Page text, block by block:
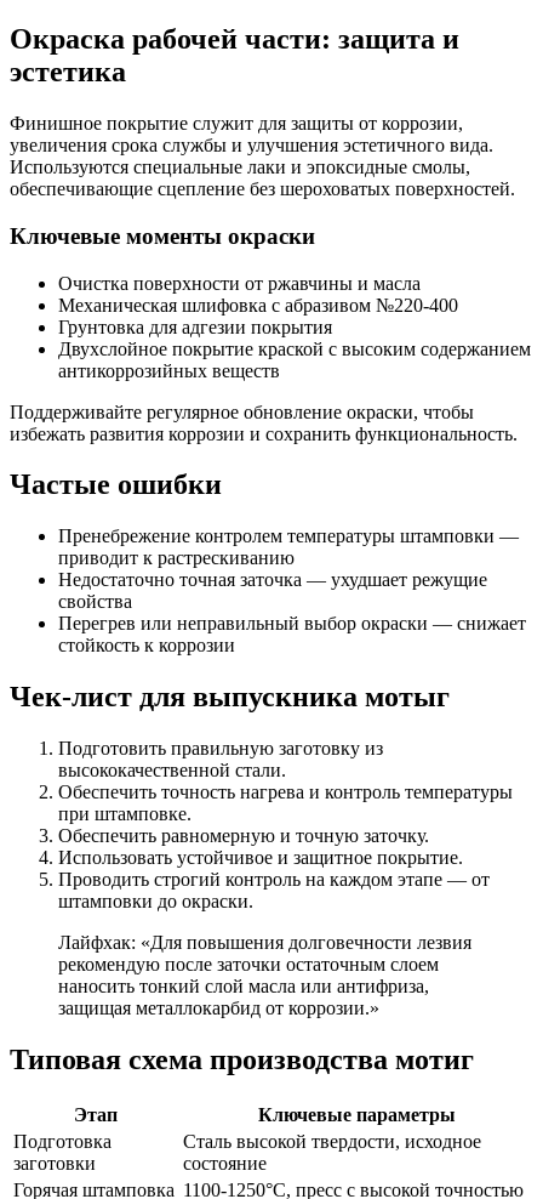
Окраска рабочей части: защита и
эстетика
Финишное покрытие служит для защиты от коррозии,
увеличения срока службы и улучшения эстетичного вида.
Используются специальные лаки и эпоксидные смолы,
обеспечивающие сцепление без шероховатых поверхностей.
Ключевые моменты окраски
Очистка поверхности от ржавчины и масла
Механическая шлифовка с абразивом №220-400
Грунтовка для адгезии покрытия
Двухслойное покрытие краской с высоким содержанием
антикоррозийных веществ
Поддерживайте регулярное обновление окраски, чтобы
избежать развития коррозии и сохранить функциональность.
Частые ошибки
Пренебрежение контролем температуры штамповки —
приводит к растрескиванию
Недостаточно точная заточка — ухудшает режущие
свойства
Перегрев или неправильный выбор окраски — снижает
стойкость к коррозии
Чек-лист для выпускника мотыг
Подготовить правильную заготовку из
высококачественной стали.
Обеспечить точность нагрева и контроль температуры
при штамповке.
Обеспечить равномерную и точную заточку.
Использовать устойчивое и защитное покрытие.
Проводить строгий контроль на каждом этапе — от
штамповки до окраски.
Лайфхак: «Для повышения долговечности лезвия
рекомендую после заточки остаточным слоем
наносить тонкий слой масла или антифриза,
защищая металлокарбид от коррозии.»
Типовая схема производства мотиг
Этап
Ключевые параметры
Подготовка
заготовки
Сталь высокой твердости, исходное
состояние
Горячая штамповка 1100-1250°C, пресс с высокой точностью